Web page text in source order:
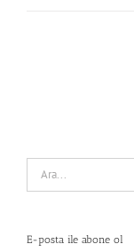
Search
for:
E-posta ile abone ol